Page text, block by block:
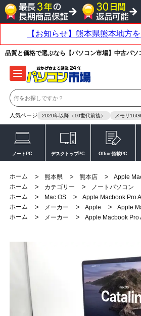
品質と価格で選ぶなら【パソコン市場】中古パソ
人気ページ 2020年以降（10世代前後） メモリ
ノートPC デスクトップPC Office搭載PC
ホーム > 熊本県 > 熊本店 >
Apple
ホーム
> カテゴリー > ノートパソコン
ホーム
> Mac OS >
Apple Macbook Pro
ホーム
> メーカー > Apple >
Apple
ホーム
> メーカー > Apple Macbook Pro